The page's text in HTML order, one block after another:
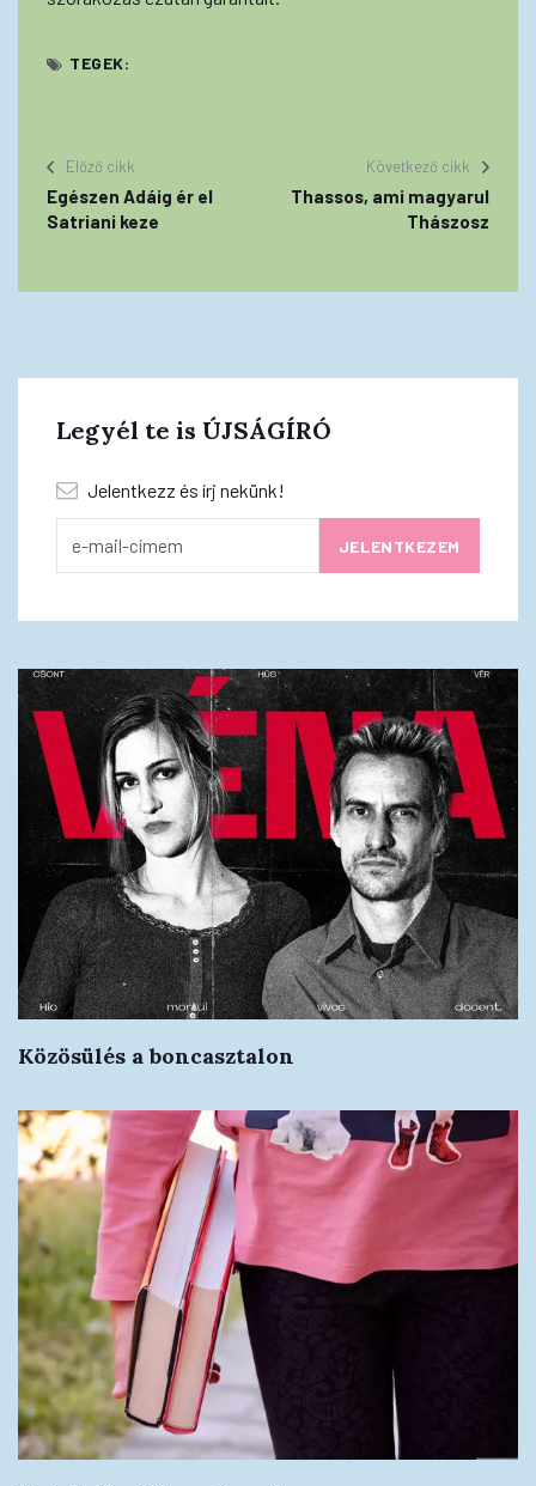
TEGEK:
Előző cikk
Egészen Adáig ér el
Satriani keze
Következő cikk
Thassos, ami magyarul
Thászosz
Legyél te is ÚJSÁGÍRÓ
Jelentkezz és írj nekünk!
Közösülés a boncasztalon